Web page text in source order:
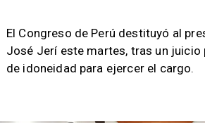
El Congreso de Perú destituyó al
José Jerí este martes, tras un
de idoneidad para ejercer el cargo.